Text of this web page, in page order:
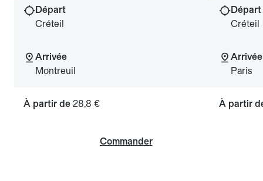
Départ
Créteil
Arrivée
Montreuil
À partir de 28,8 €
Commander
Départ
Créteil
Arrivée
Paris
À partir